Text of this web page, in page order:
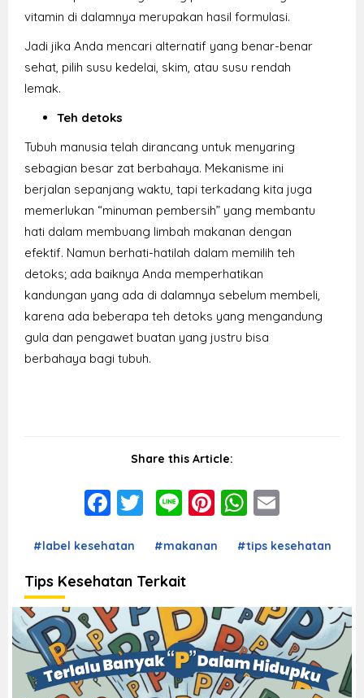
vitamin di dalamnya merupakan hasil formulasi.
Jadi jika Anda mencari alternatif yang benar-benar
sehat, pilih susu kedelai, skim, atau susu rendah
lemak.
Teh detoks
Tubuh manusia telah dirancang untuk menyaring
sebagian besar zat berbahaya. Mekanisme ini
berjalan sepanjang waktu, tapi terkadang kita juga
memerlukan “minuman pembersih” yang membantu
hati dalam membuang limbah makanan dengan
efektif. Namun berhati-hatilah dalam memilih teh
detoks; ada baiknya Anda memperhatikan
kandungan yang ada di dalamnya sebelum membeli,
karena ada beberapa teh detoks yang mengandung
gula dan pengawet buatan yang justru bisa
berbahaya bagi tubuh.
Share this Article:
Facebook
Twitter
LinePinterest
#label kesehatan #makanan #tips kesehatan
Tips Kesehatan Terkait